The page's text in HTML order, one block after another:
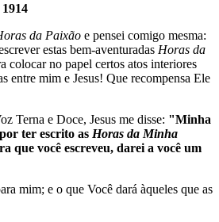
da Paixão e pensei comigo mesma:
estas bem-aventuradas Horas da
colocar no papel certos atos interiores
entre mim e Jesus! Que recompensa Ele
Terna e Doce, Jesus me disse: "Minha
ter escrito as Horas da Minha
que você escreveu, darei a você um
mim; e o que Você dará àqueles que as